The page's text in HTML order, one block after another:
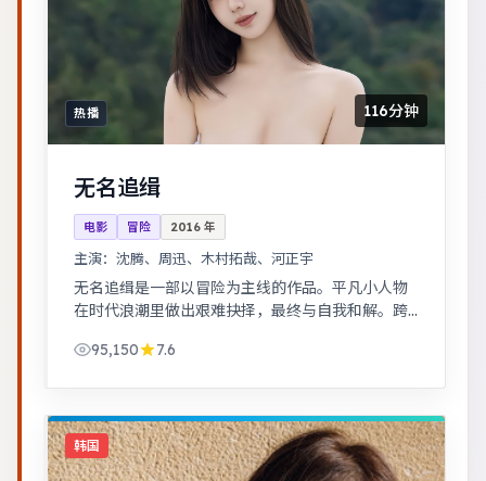
热播 116分钟
无名追缉
电影 冒险 2016 年
主演： 沈腾、周迅、木村拓哉、河正宇
无名追缉是一部以冒险为主线的作品。平凡小人物
在时代浪潮里做出艰难抉择，最终与自我和解。跨
节。95,150 7.6
韩国